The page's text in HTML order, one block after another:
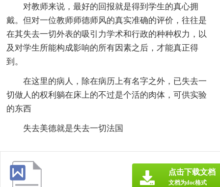
对教师来说，最好的回报就是得到学生的真心拥
戴。但对一位教师师德师风的真实准确的评价，往往是
在其失去一切外表的吸引力学术和行政的种种权力，以
及对学生所能构成影响的所有因素之后，才能真正得
到。
在这里的病人，除在病历上有名字之外，已失去一
切做人的权利躺在床上的不过是个活的肉体，可供实验
的东西
失去美德就是失去一切法国
点击下载文档
文档为doc格式